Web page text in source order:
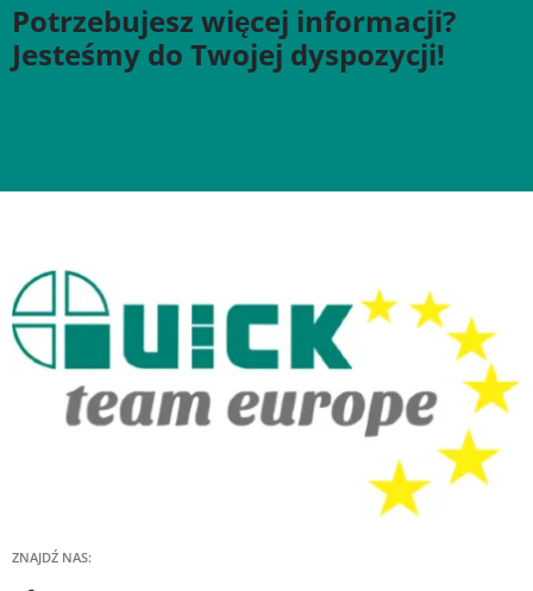
Potrzebujesz więcej informacji?
Jesteśmy do Twojej dyspozycji!
ZNAJDŹ NAS: